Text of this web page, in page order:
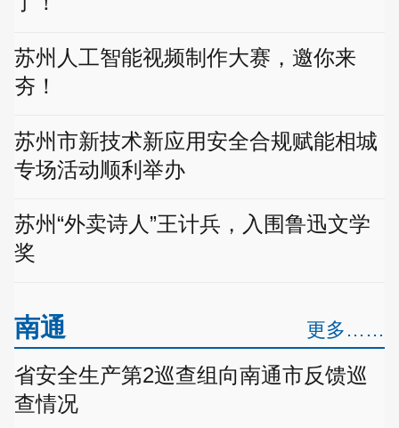
苏州人工智能视频制作大赛，邀你来
夯！
苏州市新技术新应用安全合规赋能相城
专场活动顺利举办
苏州“外卖诗人”王计兵，入围鲁迅文学
奖
更多……
南通
省安全生产第2巡查组向南通市反馈巡
查情况